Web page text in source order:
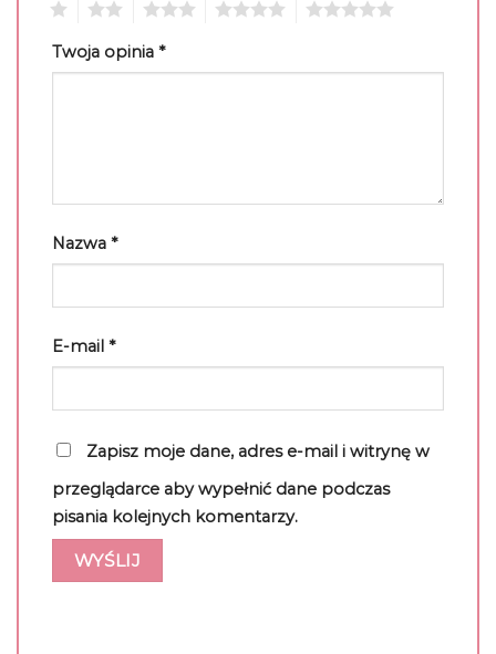
Twoja opinia *
Nazwa *
E-mail *
Zapisz moje dane, adres e-mail i witrynę w
przeglądarce aby wypełnić dane podczas
pisania kolejnych komentarzy.